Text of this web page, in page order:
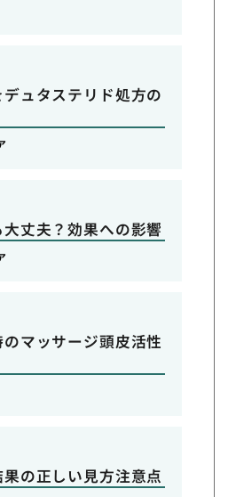
ュタステリド処方の
丈夫？効果への影響
マッサージ頭皮活性
の正しい見方注意点